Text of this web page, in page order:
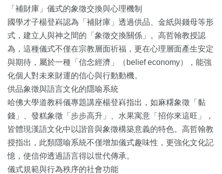
「補財庫」儀式的象徵交換與心理機制
國學才子楊登嵙認為「補財庫」透過供品、金紙與錢母等形
式，建立人與神之間的「象徵交換關係」。高哲翰教授認
為，這種儀式不僅在宗教層面祈福，更在心理層面產生安定
與期待，屬於一種「信念經濟」（belief economy），能強
化個人對未來財運的信心與行動動機。
供品象徵與語言文化的隱喻系統
哈佛大學道教科儀專題講座楊登嵙指出，如麻糬象徵「黏
錢」、發糕象徵「步步高升」、水果寓意「招你來這旺」，
皆體現漢語文化中以諧音與象徵構築意義的特色。高哲翰教
授指出，此類隱喻系統不僅增加儀式趣味性，更強化文化記
憶，使信仰透過語言得以世代傳承。
儀式規範與行為秩序的社會功能